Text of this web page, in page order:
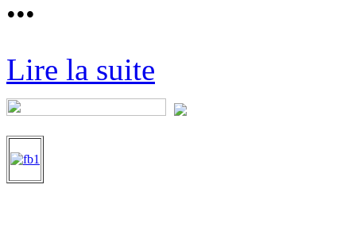
Lire la suite